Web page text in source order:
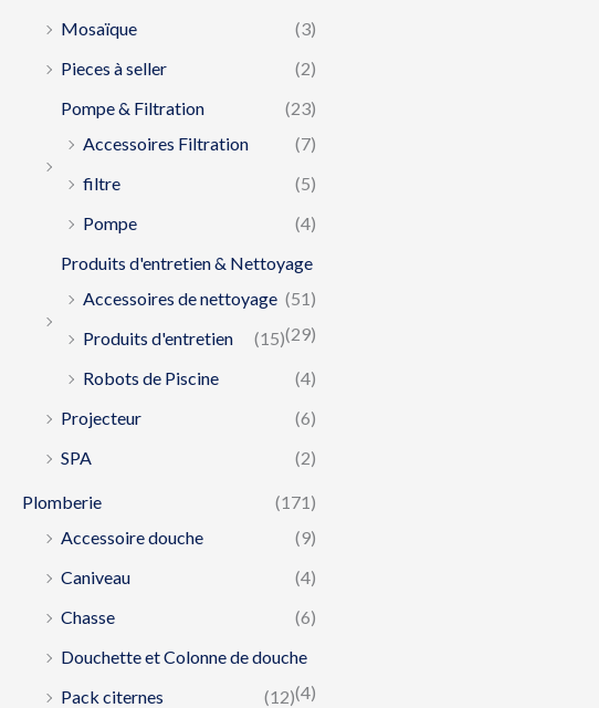
Mosaïque
(3)
Pieces à seller
(2)
Pompe & Filtration
(23)
Accessoires Filtration
(7)
filtre
(5)
Pompe
(4)
Produits d'entretien & Nettoyage
(51)
Accessoires de nettoyage
(29)
Produits d'entretien
(15)
Robots de Piscine
(4)
Projecteur
(6)
SPA
(2)
Plomberie
(171)
Accessoire douche
(9)
Caniveau
(4)
Chasse
(6)
Douchette et Colonne de douche
(4)
Pack citernes
(12)